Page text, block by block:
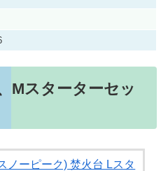
Mスターターセッ
ノーピーク) 焚火台 Lスタ